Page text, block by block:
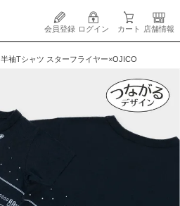
会員登録 ログイン カート 店舗情報
半袖Tシャツ スターフライヤー×OJICO